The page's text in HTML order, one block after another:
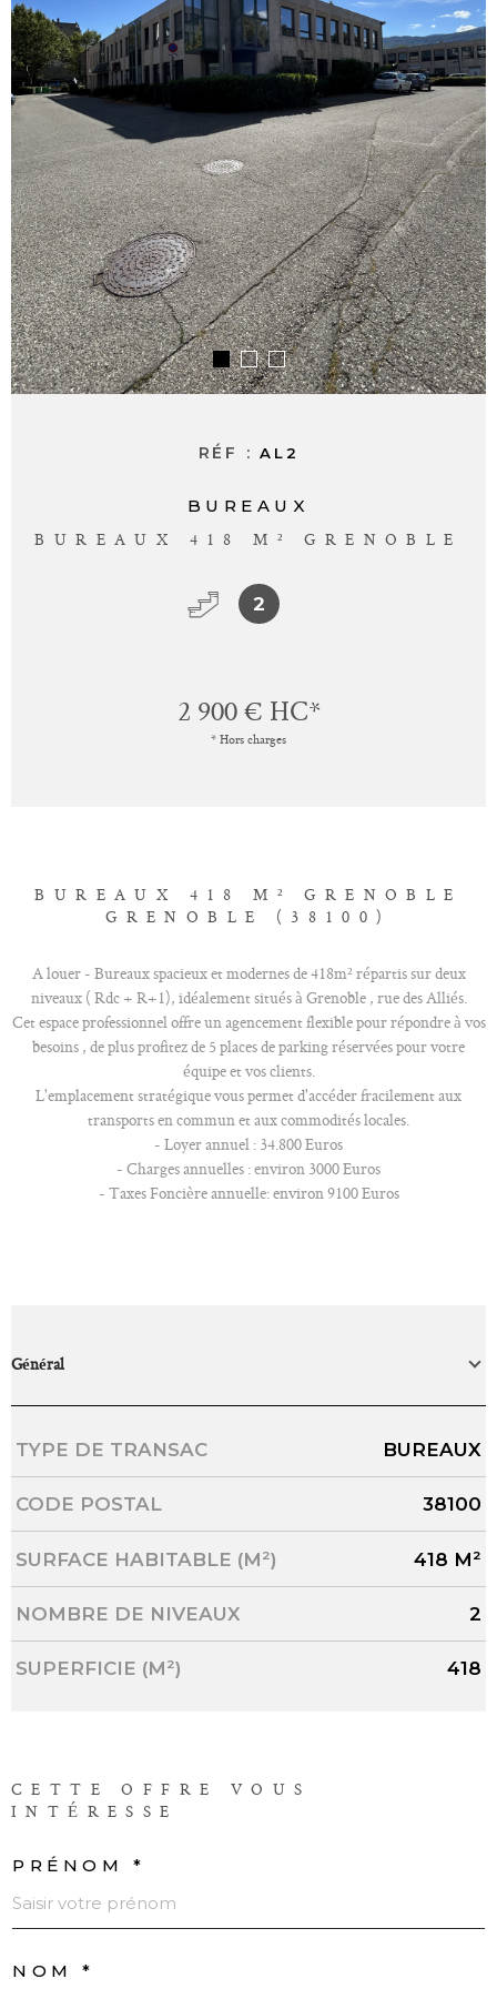
ALERTE E-
CONTACT
RÉF :AL2
BUREAUX
BUREAUX 418 M² GRENOBLE
2
2 900 € HC*
* Hors charges
BUREAUX 418 M² GRENOBLE
GRENOBLE (38100)
A louer - Bureaux spacieux et modernes de 418m² répartis sur deux
niveaux ( Rdc + R+1), idéalement situés à Grenoble , rue des Alliés.
Cet espace professionnel offre un agencement flexible pour répondre à vos
besoins , de plus profitez de 5 places de parking réservées pour votre
équipe et vos clients.
L'emplacement stratégique vous permet d'accéder fracilement aux
transports en commun et aux commodités locales.
- Loyer annuel : 34.800 Euros
- Charges annuelles : environ 3000 Euros
- Taxes Foncière annuelle: environ 9100 Euros
Général
Caractérisque Valeurs
TYPE DE TRANSAC BUREAUX
CODE POSTAL 38100
SURFACE HABITABLE (M²) 418 M²
NOMBRE DE NIVEAUX 2
SUPERFICIE (M²) 418
CETTE OFFRE
VOUS
INTÉRESSE
PRÉNOM *
NOM *